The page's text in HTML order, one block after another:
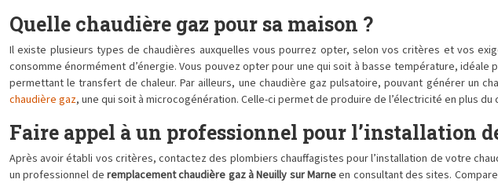
Quelle chaudière gaz pour sa maison ?
Il existe plusieurs types de chaudières auxquelles vous pourrez opter, selon vos critères et vos
consomme énormément d’énergie. Vous pouvez opter pour une qui soit à basse température, idéale
permettant le transfert de chaleur. Par ailleurs, une chaudière gaz pulsatoire, pouvant générer un
chaudière gaz, une qui soit à microcogénération. Celle-ci permet de produire de l’électricité en plus du
Faire appel à un professionnel pour l’installation
Après avoir établi vos critères, contactez des plombiers chauffagistes pour l’installation de votre
un professionnel de remplacement chaudière gaz à Neuilly sur Marneen consultant des sites.